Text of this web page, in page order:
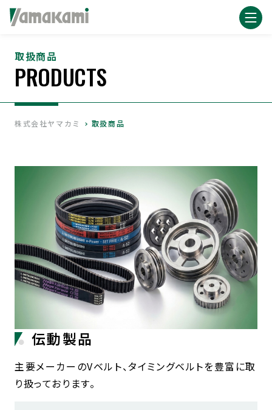
取扱商品
PRODUCTS
株式会社ヤマカミ 取扱商品
伝動製品
主要メーカーのVベルト、タイミングベルトを豊富に取
り扱っております。